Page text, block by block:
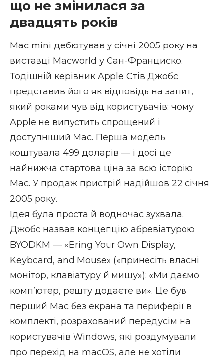
що не змінилася за
двадцять років
Mac mini дебютував у січні 2005 року на
виставці Macworld у Сан-Франциско.
Тодішній керівник Apple Стів Джобс
представив його як відповідь на запит,
який роками чув від користувачів: чому
Apple не випустить спрощений і
доступніший Mac. Перша модель
коштувала 499 доларів — і досі це
найнижча стартова ціна за всю історію
Mac. У продаж пристрій надійшов 22 січня
2005 року.
Ідея була проста й водночас зухвала.
Джобс назвав концепцію абревіатурою
BYODKM — «Bring Your Own Display,
Keyboard, and Mouse» («принесіть власні
монітор, клавіатуру й мишу»): «Ми даємо
компʼютер, решту додаєте ви». Це був
перший Mac без екрана та периферії в
комплекті, розрахований передусім на
користувачів Windows, які роздумували
про перехід на macOS, але не хотіли